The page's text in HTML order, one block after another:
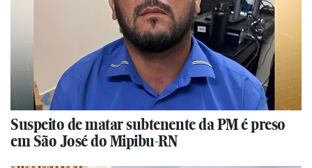
Suspeito de matar subtenente da PM é preso
em São José do Mipibu-RN